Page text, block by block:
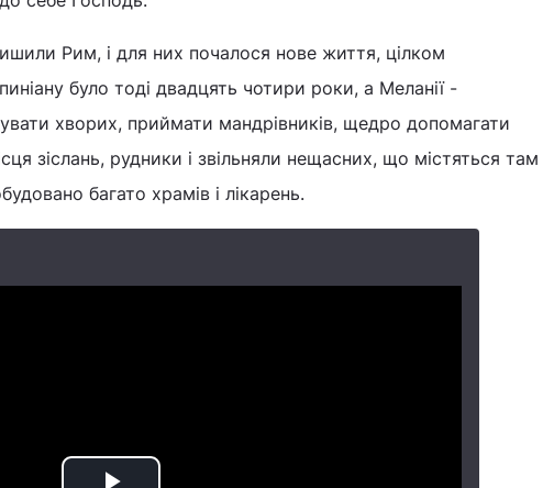
Рим, і для них почалося нове життя, цілком
було тоді двадцять чотири роки, а Меланії -
хворих, приймати мандрівників, щедро допомагати
зіслань, рудники і звільняли нещасних, що містяться там
багато храмів і лікарень.